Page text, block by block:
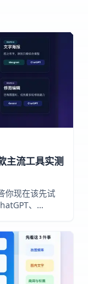
主流工具实测
你现在该先试
、
大陆个人用户